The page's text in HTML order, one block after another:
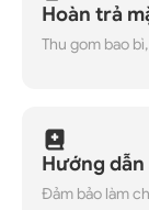
Hoàn trả
Thu gom bao
Hướng
Đảm bảo làm